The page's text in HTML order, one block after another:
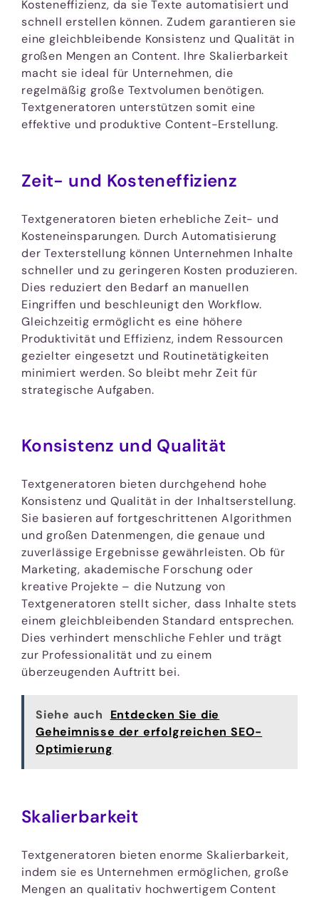
Kosteneffizienz, da sie Texte automatisiert und
schnell erstellen können. Zudem garantieren sie
eine gleichbleibende Konsistenz und Qualität in
großen Mengen an Content. Ihre Skalierbarkeit
macht sie ideal für Unternehmen, die
regelmäßig große Textvolumen benötigen.
Textgeneratoren unterstützen somit eine
effektive und produktive Content-Erstellung.
Zeit- und Kosteneffizienz
Textgeneratoren bieten erhebliche Zeit- und
Kosteneinsparungen. Durch Automatisierung
der Texterstellung können Unternehmen Inhalte
schneller und zu geringeren Kosten produzieren.
Dies reduziert den Bedarf an manuellen
Eingriffen und beschleunigt den Workflow.
Gleichzeitig ermöglicht es eine höhere
Produktivität und Effizienz, indem Ressourcen
gezielter eingesetzt und Routinetätigkeiten
minimiert werden. So bleibt mehr Zeit für
strategische Aufgaben.
Konsistenz und Qualität
Textgeneratoren bieten durchgehend hohe
Konsistenz und Qualität in der Inhaltserstellung.
Sie basieren auf fortgeschrittenen Algorithmen
und großen Datenmengen, die genaue und
zuverlässige Ergebnisse gewährleisten. Ob für
Marketing, akademische Forschung oder
kreative Projekte – die Nutzung von
Textgeneratoren stellt sicher, dass Inhalte stets
einem gleichbleibenden Standard entsprechen.
Dies verhindert menschliche Fehler und trägt
zur Professionalität und zu einem
überzeugenden Auftritt bei.
Siehe auch
Entdecken Sie die
Geheimnisse der erfolgreichen SEO-
Optimierung
Skalierbarkeit
Textgeneratoren bieten enorme Skalierbarkeit,
indem sie es Unternehmen ermöglichen, große
Mengen an qualitativ hochwertigem Content